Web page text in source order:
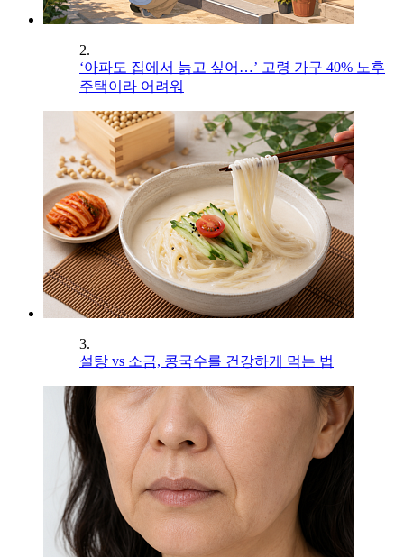
2.
‘아파도 집에서 늙고 싶어…’ 고령 가구 40% 노후
주택이라 어려워
3.
설탕 vs 소금, 콩국수를 건강하게 먹는 법